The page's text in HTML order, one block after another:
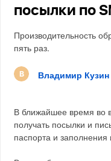
посылки по
Производительность
пять раз.
Владимир Кузин
В ближайшее время во
получать посылки и
паспорта и